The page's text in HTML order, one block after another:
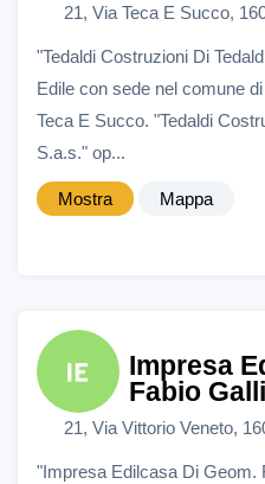
21, Via Teca E Succo,
"Tedaldi Costruzioni Di
Edile con sede nel comune
Teca E Succo. "Tedaldi
S.a.s." op...
Mostra Mappa
Impresa
Fabio Galli
21, Via Vittorio Veneto,
"Impresa Edilcasa Di Geom.